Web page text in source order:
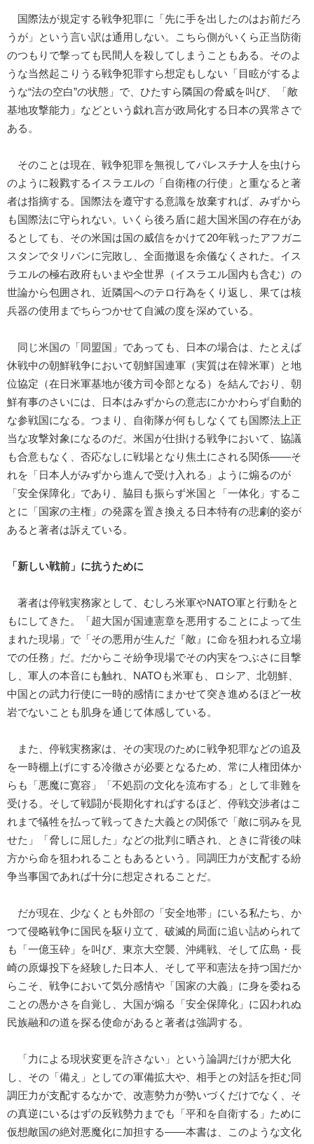
国際法が規定する戦争犯罪に「先に手を出したのはお前だろ
うが」という言い訳は通用しない。こちら側がいくら正当防衛
のつもりで撃っても民間人を殺してしまうこともある。そのよ
うな当然起こりうる戦争犯罪すら想定もしない「目眩がするよ
うな“法の空白”の状態」で、ひたすら隣国の脅威を叫び、「敵
基地攻撃能力」などという戯れ言が政局化する日本の異常さで
ある。
そのことは現在、戦争犯罪を無視してパレスチナ人を虫けら
のように殺戮するイスラエルの「自衛権の行使」と重なると著
者は指摘する。国際法を遵守する意識を放棄すれば、みずから
も国際法に守られない。いくら後ろ盾に超大国米国の存在があ
るとしても、その米国は国の威信をかけて20年戦ったアフガニ
スタンでタリバンに完敗し、全面撤退を余儀なくされた。イス
ラエルの極右政府もいまや全世界（イスラエル国内も含む）の
世論から包囲され、近隣国へのテロ行為をくり返し、果ては核
兵器の使用までちらつかせて自滅の度を深めている。
同じ米国の「同盟国」であっても、日本の場合は、たとえば
休戦中の朝鮮戦争において朝鮮国連軍（実質は在韓米軍）と地
位協定（在日米軍基地が後方司令部となる）を結んでおり、朝
鮮有事のさいには、日本はみずからの意志にかかわらず自動的
な参戦国になる。つまり、自衛隊が何もしなくても国際法上正
当な攻撃対象になるのだ。米国が仕掛ける戦争において、協議
も合意もなく、否応なしに戦場となり焦土にされる関係――そ
れを「日本人がみずから進んで受け入れる」ように煽るのが
「安全保障化」であり、脇目も振らず米国と「一体化」するこ
とに「国家の主権」の発露を置き換える日本特有の悲劇的姿が
あると著者は訴えている。
「新しい戦前」に抗うために
著者は停戦実務家として、むしろ米軍やNATO軍と行動をと
もにしてきた。「超大国が国連憲章を悪用することによって生
まれた現場」で「その悪用が生んだ『敵』に命を狙われる立場
での任務」だ。だからこそ紛争現場でその内実をつぶさに目撃
し、軍人の本音にも触れ、NATOも米軍も、ロシア、北朝鮮、
中国との武力行使に一時的感情にまかせて突き進めるほど一枚
岩でないことも肌身を通じて体感している。
また、停戦実務家は、その実現のために戦争犯罪などの追及
を一時棚上げにする冷徹さが必要となるため、常に人権団体か
らも「悪魔に寛容」「不処罰の文化を流布する」として非難を
受ける。そして戦闘が長期化すればするほど、停戦交渉者はこ
れまで犠牲を払って戦ってきた大義との関係で「敵に弱みを見
せた」「脅しに屈した」などの批判に晒され、ときに背後の味
方から命を狙われることもあるという。同調圧力が支配する紛
争当事国であれば十分に想定されることだ。
だが現在、少なくとも外部の「安全地帯」にいる私たち、か
つて侵略戦争に国民を駆り立て、破滅的局面に追い詰められて
も「一億玉砕」を叫び、東京大空襲、沖縄戦、そして広島・長
崎の原爆投下を経験した日本人、そして平和憲法を持つ国だか
らこそ、戦争において気分感情や「国家の大義」に身を委ねる
ことの愚かさを自覚し、大国が煽る「安全保障化」に囚われぬ
民族融和の道を探る使命があると著者は強調する。
「力による現状変更を許さない」という論調だけが肥大化
し、その「備え」としての軍備拡大や、相手との対話を拒む同
調圧力が支配するなかで、改憲勢力が勢いづくだけでなく、そ
の真逆にいるはずの反戦勢力までも「平和を自衛する」ために
仮想敵国の絶対悪魔化に加担する――本書は、このような文化